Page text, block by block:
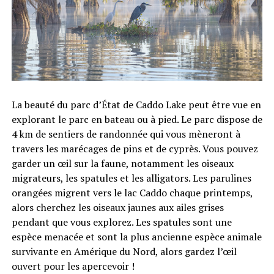
La beauté du parc d’État de Caddo Lake peut être vue en
explorant le parc en bateau ou à pied. Le parc dispose de
4 km de sentiers de randonnée qui vous mèneront à
travers les marécages de pins et de cyprès. Vous pouvez
garder un œil sur la faune, notamment les oiseaux
migrateurs, les spatules et les alligators. Les parulines
orangées migrent vers le lac Caddo chaque printemps,
alors cherchez les oiseaux jaunes aux ailes grises
pendant que vous explorez. Les spatules sont une
espèce menacée et sont la plus ancienne espèce animale
survivante en Amérique du Nord, alors gardez l’œil
ouvert pour les apercevoir !